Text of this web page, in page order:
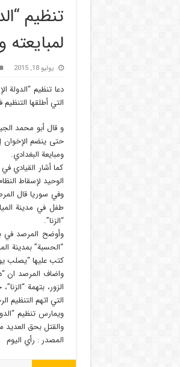
تنظيم
لمبايعته
يوليو 18, 2015
دعا تنظيم “الدولة
التي أطلقها
و قال أبو محمد
حتى ينضم الإخوان
ومبايعة البغدادي.
كما أشار القيادي
الوحيد لإسقاط
طفل في مدينة
“الزنا”.
“الحسبة” بمدينة
كتب عليها “يصلب
واضاف المرصد ان
الزور، بتهمة
التي اتهم التنظيم
ويمارس تنظيم
والقتل بحق العديد
المصدر : رأي الیوم